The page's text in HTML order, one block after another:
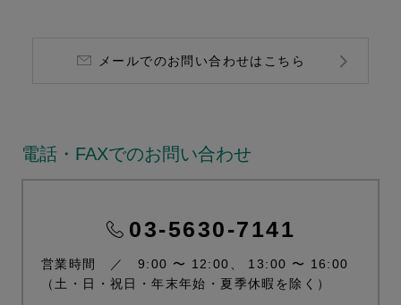
メールでのお問い合わせはこちら
電話・FAXでのお問い合わせ
03-5630-7141
営業時間 ／ 9:00 〜 12:00、 13:00 〜 16:00
（土・日・祝日・年末年始・夏季休暇を除く）